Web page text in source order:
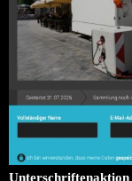
Unterschriftenaktion